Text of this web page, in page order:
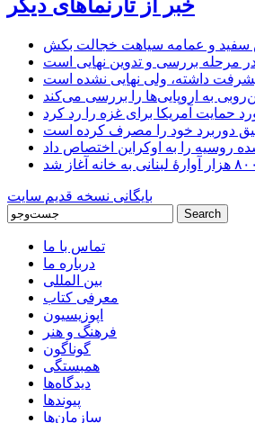
خبر از تارنماهای دیگر
سفید و عمامه سیاهت خجالت بکش
در مرحله بررسی و تدوین نهایی است
داشته، ولی نهایی نشده است
به اروپایی‌ها را بررسی می‌کند
حمایت آمریکا برای غزه را رد کرد
دوربرد خود را مصرف کرده است
بایگانی نسخه قدیم سایت
تماس با ما
درباره ما
بین المللی
معرفی کتاب
اپوزیسیون
فرهنگ و هنر
گوناگون
همبستگی
دیدگاه‌ها
پیوندها
سازمان‌ها